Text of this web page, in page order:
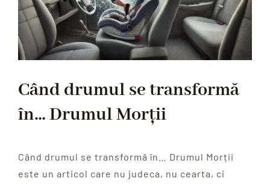
Când drumul se transformă
în… Drumul Morții
Când drumul se transformă în… Drumul Morții
este un articol care nu judeca, nu cearta, ci